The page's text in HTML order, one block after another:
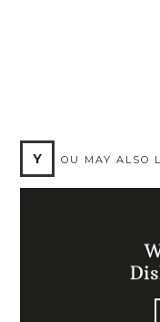
Y OU MAY ALSO